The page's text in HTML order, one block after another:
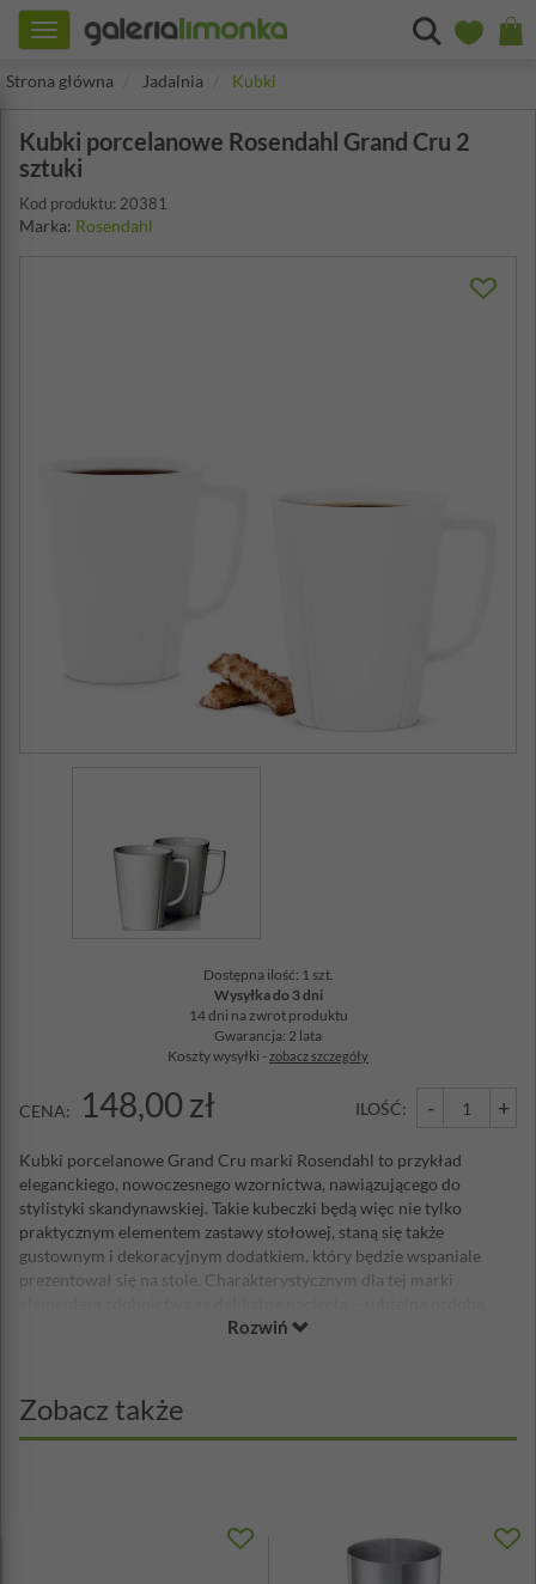
Toggle
navigation
Strona główna
Jadalnia Kubki
Kubki porcelanowe Rosendahl Grand Cru 2
sztuki
Kod produktu: 20381
Marka: Rosendahl
Dostępna ilość: 1 szt.
Wysyłka do 3 dni
14 dni na zwrot produktu
Gwarancja: 2 lata
Koszty wysyłki -zobacz szczegóły
CENA: 148,00 zł ILOŚĆ: - +
Kubki porcelanowe Grand Cru marki Rosendahl to przykład
eleganckiego, nowoczesnego wzornictwa, nawiązującego do
stylistyki skandynawskiej. Takie kubeczki będą więc nie tylko
praktycznym elementem zastawy stołowej, staną się także
gustownym i dekoracyjnym dodatkiem, który będzie wspaniale
prezentował się na stole. Charakterystycznym dla tej marki
dobrze wpisująca się w minimalistyczne klimaty. Takie wykonane z
zarówno do porannej kawy jak i gorącej czekolady czy
popołudniowej herbaty. Jeśli szukasz pięknych, efektownych
kubków, o uniwersalnym designie, ponadczasowych i
Średnica podstawy: 8cm
Wymiary u góry: 8,5 x 11,5cm
Rozwiń
Zobacz także